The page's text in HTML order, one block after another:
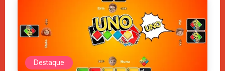
Destaque